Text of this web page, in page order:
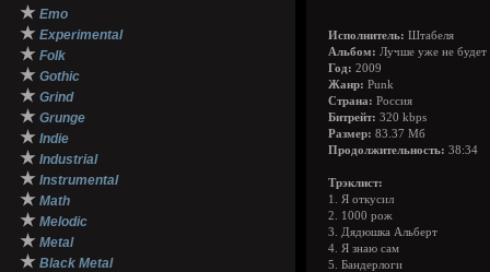
★ Emo
★ Experimental
★ Folk
★ Gothic
★ Grind
★ Grunge
★ Indie
★ Industrial
★ Instrumental
★ Math
★ Melodic
★ Metal
★ Black Metal
Исполнитель: Штабеля
Альбом: Лучше уже не будет
Год: 2009
Жанр: Punk
Страна: Россия
Битрейт: 320 kbps
Размер: 83.37 Мб
Продолжительность: 38:34
Трэклист:
1. Я откусил
2. 1000 рож
3. Дядюшка Альберт
4. Я знаю сам
5. Бандерлоги